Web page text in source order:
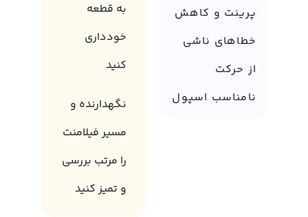
پرینت و کاهش
خطاهای ناشی
از حرکت
نامناسب اسپول
به قطعه
خودداری
کنید
نگهدارنده و
مسیر فیلامنت
را مرتب بررسی
و تمیز کنید